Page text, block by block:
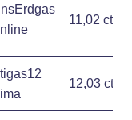
11,02 ct
12,03 ct